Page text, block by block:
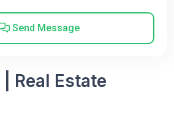
Send Message
Real Estate